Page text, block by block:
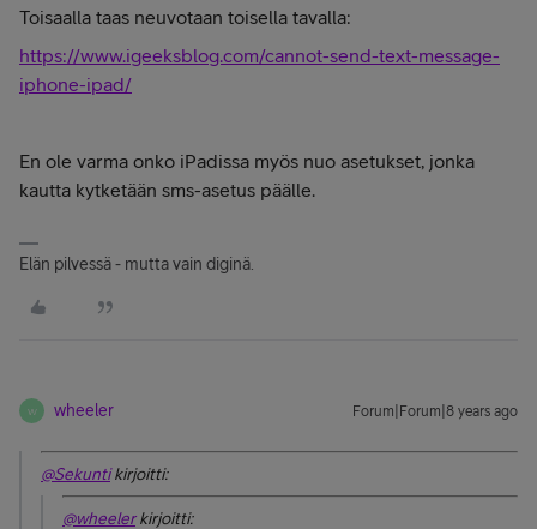
Toisaalla taas neuvotaan toisella tavalla:
https://www.igeeksblog.com/cannot-send-text-message-
iphone-ipad/
En ole varma onko iPadissa myös nuo asetukset, jonka
kautta kytketään sms-asetus päälle.
Elän pilvessä - mutta vain diginä.
W wheeler Forum|Forum|8 years ago
@Sekuntikirjoitti:
@wheelerkirjoitti: